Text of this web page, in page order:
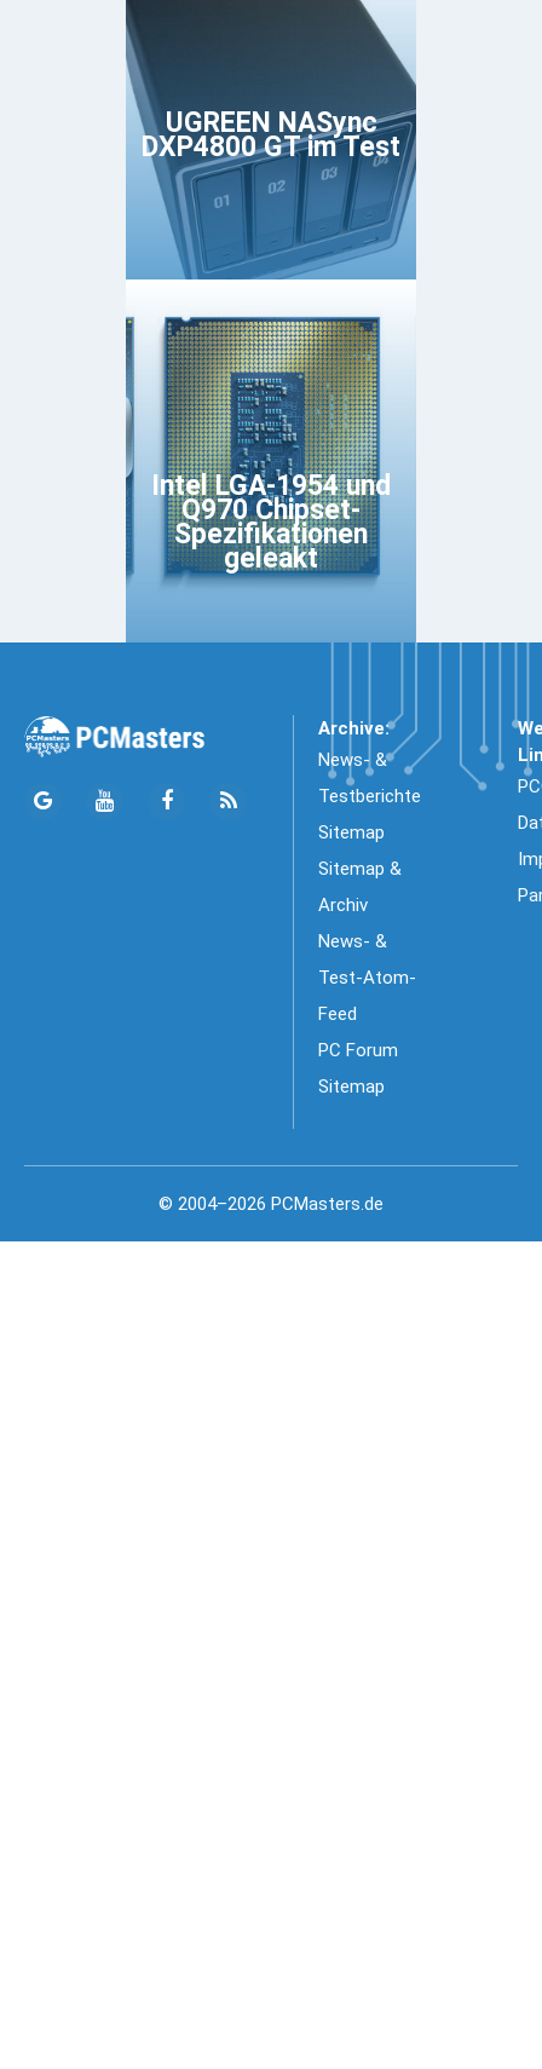
UGREEN NASync
DXP4800 GT im Test
Intel LGA-1954 und
Q970 Chipset-
Spezifikationen
geleakt
Archive:
News- &
Testberichte
Sitemap
Sitemap &
Archiv
News- &
Test-Atom-
Feed
PC Forum
Sitemap
© 2004–2026 PCMasters.de